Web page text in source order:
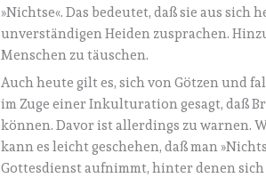
»Nichtse«. Das bedeutet, daß sie aus
unverständigen Heiden zusprachen.
Menschen zu täuschen.
Auch heute gilt es, sich von Götzen und
im Zuge einer Inkulturation gesagt, daß
können. Davor ist allerdings zu warnen.
kann es leicht geschehen, daß man
Gottesdienst aufnimmt, hinter denen